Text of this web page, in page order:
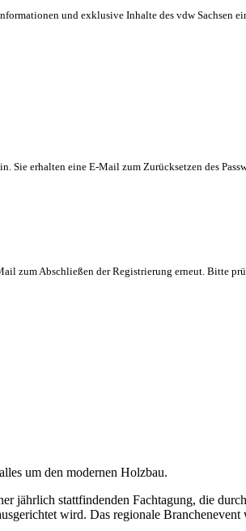
und exklusive Inhalte des vdw Sachsen
Sie erhalten eine E-Mail zum Zurücksetzen des
zum Abschließen der Registrierung erneut. Bitte
um den modernen Holzbau.
jährlich stattfindenden Fachtagung, die
wird. Das regionale